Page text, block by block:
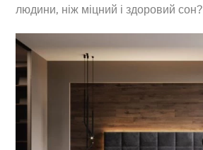
людини, ніж міцний і здоровий сон?